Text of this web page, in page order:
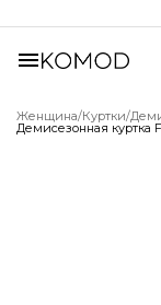
Женщина/Куртки/
Демисезонная куртка